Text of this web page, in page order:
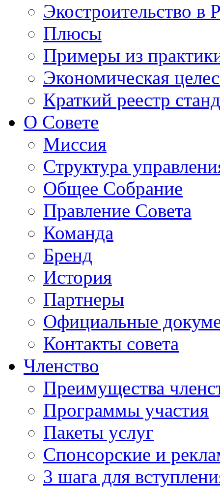
Экостроительство в
Плюсы
Примеры из
Экономическая
Краткий реестр
О Совете
Миссия
Структура
Общее Собрание
Правление Совета
Команда
Бренд
История
Партнеры
Официальные
Контакты совета
Членство
Преимущества
Программы участия
Пакеты услуг
Спонсорские и
3 шага для